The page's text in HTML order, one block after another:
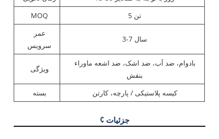
MOQ
5 تن
عمر
سرویس
3-7 سال
ویژگی
بادوام، ضد آب، ضد اشک، ضد اشعه ماوراء
بنفش
بسته
کیسه پلاستیکی / پارچه، کارتن
¢ جزئیات